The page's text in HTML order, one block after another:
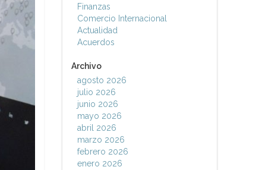
Finanzas
Comercio Internacional
Actualidad
Acuerdos
Archivo
agosto 2026
julio 2026
junio 2026
mayo 2026
abril 2026
marzo 2026
febrero 2026
enero 2026